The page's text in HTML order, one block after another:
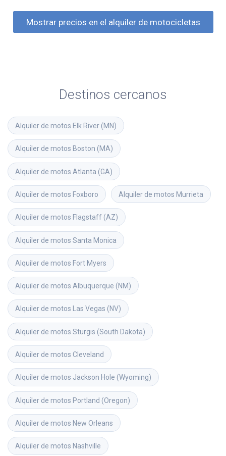
Mostrar precios en el alquiler de motocicletas
Destinos cercanos
Alquiler de motos Elk River (MN)
Alquiler de motos Boston (MA)
Alquiler de motos Atlanta (GA)
Alquiler de motos Foxboro Alquiler de motos Murrieta
Alquiler de motos Flagstaff (AZ)
Alquiler de motos Santa Monica
Alquiler de motos Fort Myers
Alquiler de motos Albuquerque (NM)
Alquiler de motos Las Vegas (NV)
Alquiler de motos Sturgis (South Dakota)
Alquiler de motos Cleveland
Alquiler de motos Jackson Hole (Wyoming)
Alquiler de motos Portland (Oregon)
Alquiler de motos New Orleans
Alquiler de motos Nashville